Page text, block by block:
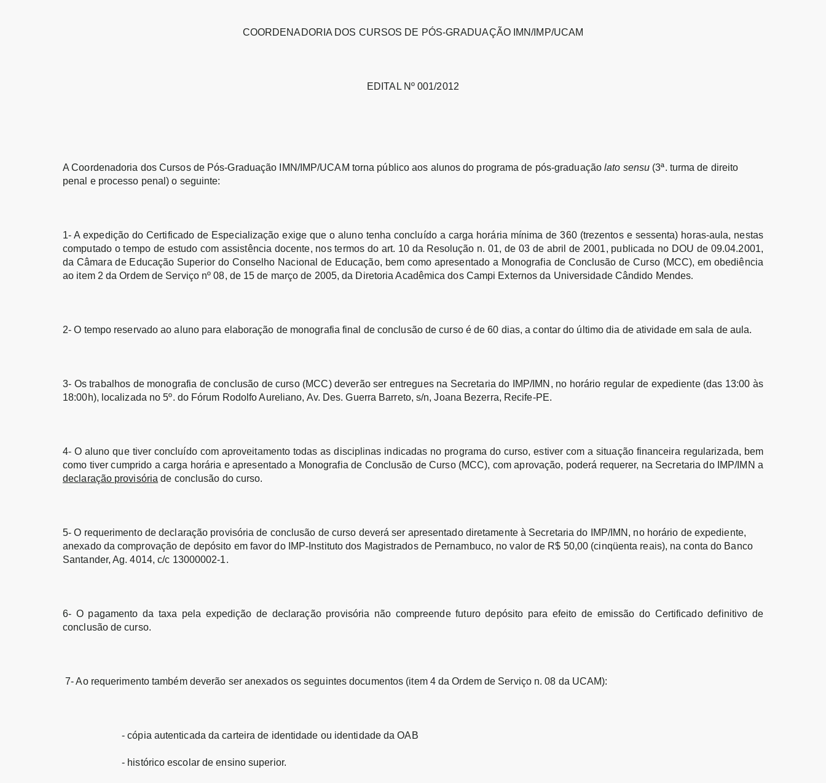
COORDENADORIA DOS CURSOS DE PÓS-GRADUAÇÃO IMN/IMP/UCAM
EDITAL Nº 001/2012
A Coordenadoria dos Cursos de Pós-Graduação IMN/IMP/UCAM torna público aos alunos do programa de pós-graduaçãolato sensu (3ª. turma de direito
penal e processo penal) o seguinte:
1- A expedição do Certificado de Especialização exige que o aluno tenha concluído a carga horária mínima de 360 (trezentos e sessenta) horas-aula, nestas
computado o tempo de estudo com assistência docente, nos termos do art. 10 da Resolução n. 01, de 03 de abril de 2001, publicada no DOU de 09.04.2001,
da Câmara de Educação Superior do Conselho Nacional de Educação, bem como apresentado a Monografia de Conclusão de Curso (MCC), em obediência
ao item 2 da Ordem de Serviço nº 08, de 15 de março de 2005, da Diretoria Acadêmica dos Campi Externos da Universidade Cândido Mendes.
2-O tempo reservado ao aluno para elaboração de monografia final de conclusão de curso é de 60 dias, a contar do último dia de atividade em sala de aula.
3- Os trabalhos de monografia de conclusão de curso (MCC) deverão ser entregues na Secretaria do IMP/IMN, no horário regular de expediente (das 13:00 às
18:00h), localizada no 5º. do Fórum Rodolfo Aureliano, Av. Des. Guerra Barreto, s/n, Joana Bezerra, Recife-PE.
4- O aluno que tiver concluído com aproveitamento todas as disciplinas indicadas no programa do curso, estiver com a situação financeira regularizada, bem
como tiver cumprido a carga horária e apresentado a Monografia de Conclusão de Curso (MCC), com aprovação, poderá requerer, na Secretaria do IMP/IMN a
declaração provisória de conclusão do curso.
5- O requerimento de declaração provisória de conclusão de curso deverá ser apresentado diretamente à Secretaria do IMP/IMN, no horário de expediente,
anexado da comprovação de depósito em favor do IMP-Instituto dos Magistrados de Pernambuco, no valor de R$ 50,00 (cinqüenta reais), na conta do Banco
Santander, Ag. 4014, c/c 13000002-1.
6- O pagamento da taxa pela expedição de declaração provisória não compreende futuro depósito para efeito de emissão do Certificado definitivo de
conclusão de curso.
7- Ao requerimento também deverão ser anexados os seguintes documentos (item 4 da Ordem de Serviço n. 08 da UCAM):
- cópia autenticada da carteira de identidade ou identidade da OAB
- histórico escolar de ensino superior.